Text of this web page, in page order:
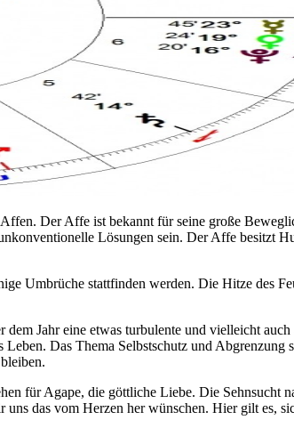
Der Affe ist bekannt für seine große
Lösungen sein. Der Affe besitzt
Umbrüche stattfinden werden. Die Hitze des
Jahr eine etwas turbulente und vielleicht
Das Thema Selbstschutz und Abgrenzung
für Agape, die göttliche Liebe. Die Sehnsucht
das vom Herzen her wünschen. Hier gilt es,